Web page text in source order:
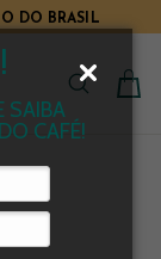
SAIBA
CAFÉ!
DO BRASIL